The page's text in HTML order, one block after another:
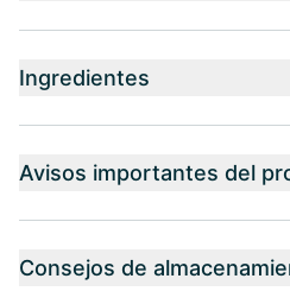
Ingredientes
Avisos importantes del
Consejos de